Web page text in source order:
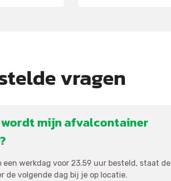
vragen
wordt mijn afvalcontainer
een werkdag voor 23.59 uur besteld, staat de
de volgende dag bij je op locatie.